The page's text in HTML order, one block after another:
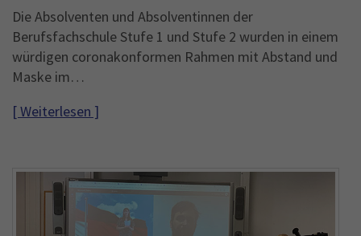
Die Absolventen und Absolventinnen der
Berufsfachschule Stufe 1 und Stufe 2 wurden in einem
würdigen coronakonformen Rahmen mit Abstand und
Maske im…
[ Weiterlesen ]